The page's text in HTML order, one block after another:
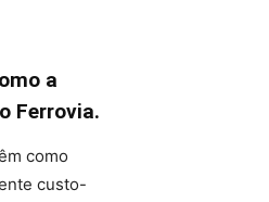
a
Ferrovia.
como
custo-